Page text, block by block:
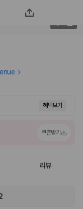
플랫폼
서 한 번에
면책금, 보상 한도, 인수
렌트카 업체의 조건을 한
혜택보기
쿠폰받기
리뷰